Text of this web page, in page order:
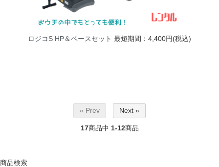
ロジコS HP＆ベースセット 最短期間：4,400円(税込)
« Prev Next »
17商品中 1-12商品
商品検索